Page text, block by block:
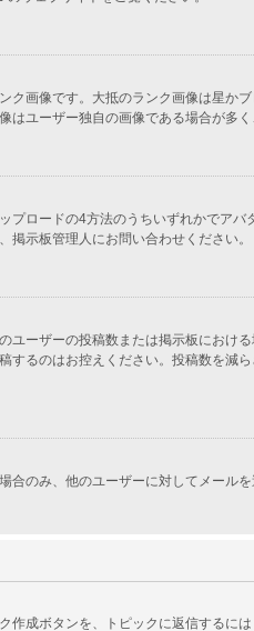
画像です。大抵のランク画像は星
ユーザー独自の画像である場合が多く
プロードの4方法のうちいずれかでア
示板管理人にお問い合わせください。
ーザーの投稿数または掲示板にお
るのはお控えください。投稿数を
のみ、他のユーザーに対してメール
成ボタンを、トピックに返信するに